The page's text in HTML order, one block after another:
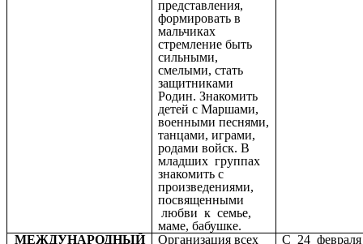
представления,
формировать в
мальчиках
стремление быть
сильными,
смелыми, стать
защитниками
Родин. Знакомить
детей с Маршами,
военными песнями,
танцами, играми,
родами войск. В
младших группах
знакомить с
произведениями,
посвященными
любви к семье,
маме, бабушке.
МЕЖДУНАРОДНЫЙ
Организация всех
С 24